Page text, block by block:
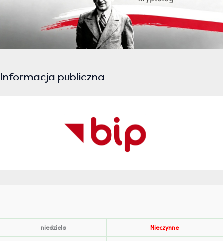
Informacja publiczna
niedziela Nieczynne